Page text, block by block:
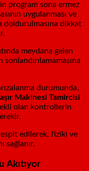
program sona ermez
uygulanması ve
doldurulmasına dikkat
meydana gelen
durumunda,
Makinesi Tamircisi
olan kontrollerin
edilerek, fiziki ve
sağlanır.
Akıtıyor